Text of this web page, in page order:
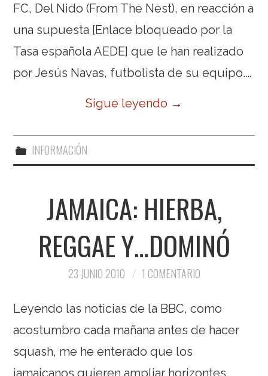
FC, Del Nido (From The Nest), en reacción a
una supuesta [Enlace bloqueado por la
Tasa española AEDE] que le han realizado
por Jesús Navas, futbolista de su equipo.…
Sigue leyendo →
INFORMACIÓN
JAMAICA: HIERBA,
REGGAE Y…DOMINÓ
23 JUNIO 2010 1 COMENTARIO
Leyendo las noticias de la BBC, como
acostumbro cada mañana antes de hacer
squash, me he enterado que los
jamaicanos quieren ampliar horizontes